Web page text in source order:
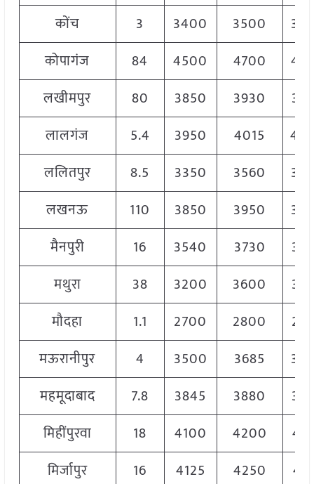
कोंच
3 3400 3500
कोपागंज
84 4500 4700
लखीमपुर
80 3850 3930
लालगंज
5.4 3950 4015
ललितपुर
8.5 3350 3560
लखनऊ
110 3850 3950
मैनपुरी
16 3540 3730
मथुरा
38 3200 3600
मौदहा
1.1 2700 2800
मऊरानीपुर
4 3500 3685
महमूदाबाद
7.8 3845 3880
मिहींपुरवा
18 4100 4200
मिर्जापुर
16 4125 4250